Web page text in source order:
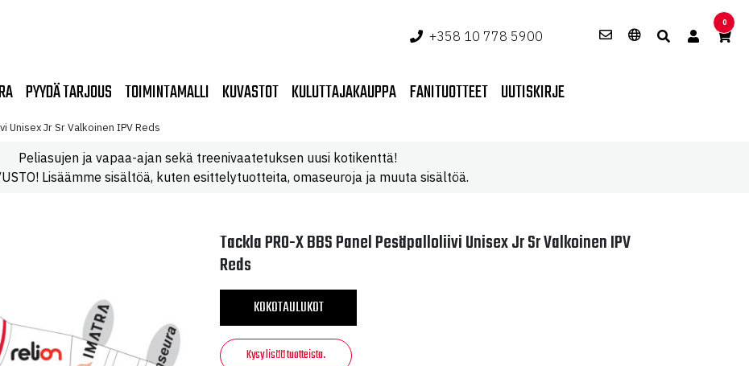
+358 10 778 5900
0
PYYDÄ TARJOUS TOIMINTAMALLI KUVASTOT KULUTTAJAKAUPPA FANITUOTTEET UUTISKIRJE
Unisex Jr Sr Valkoinen IPV Reds
Peliasujen ja vapaa-ajan sekä treenivaatetuksen uusi kotikenttä!
Lisäämme sisältöä, kuten esittelytuotteita, omaseuroja ja muuta sisältöä.
Tackla PRO-X BBS Panel Pesäpalloliivi Unisex Jr Sr Valkoinen IPV
Reds
KOKOTAULUKOT
Kysy lisää tuotteista.